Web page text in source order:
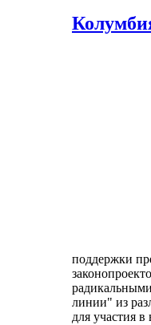
поддержки
линии" из
для участия